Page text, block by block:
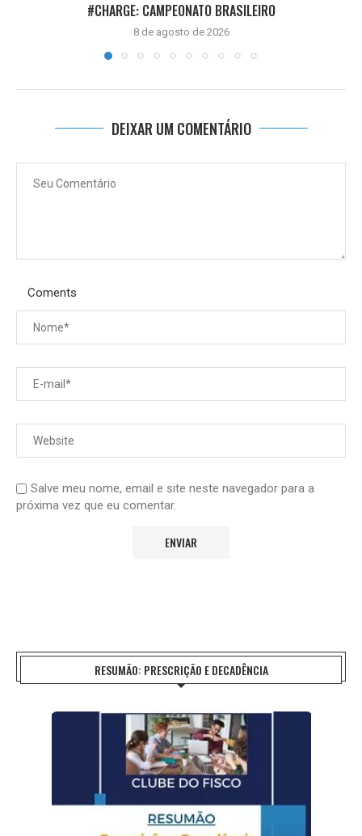
#CHARGE: CAMPEONATO BRASILEIRO
8 de agosto de 2026
DEIXAR UM COMENTÁRIO
Coments
Salve meu nome, email e site neste navegador para a
próxima vez que eu comentar.
RESUMÃO: PRESCRIÇÃO E DECADÊNCIA